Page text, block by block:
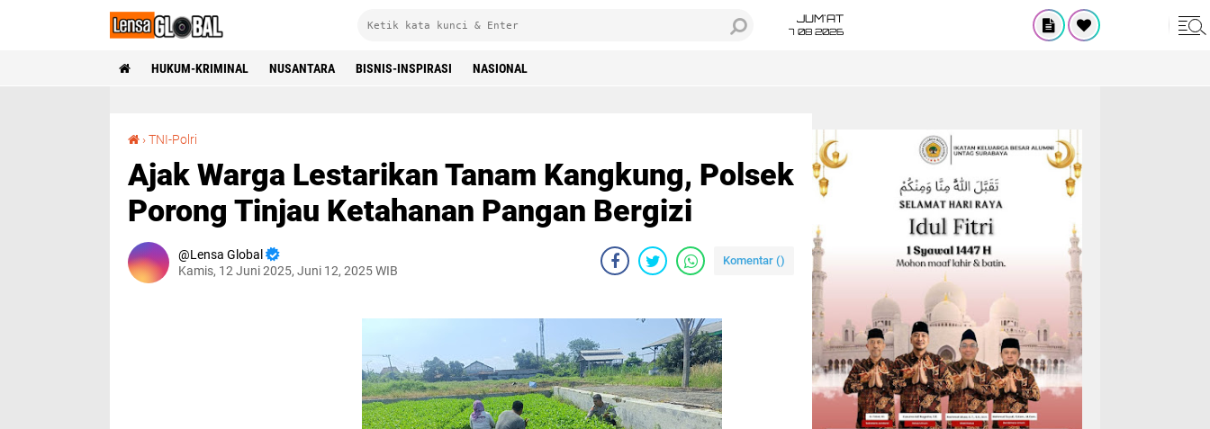
JUM'AT
7 08 2026
HUKUM-KRIMINAL NUSANTARA BISNIS-INSPIRASI NASIONAL
›TNI-Polri
Ajak Warga Lestarikan Tanam Kangkung, Polsek
Porong Tinjau Ketahanan Pangan Bergizi
Lensa Global
Kamis, 12 Juni 2025, Juni 12, 2025 WIB
Komentar ()